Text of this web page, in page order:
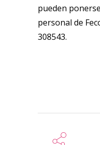
pueden
personal de
308543.